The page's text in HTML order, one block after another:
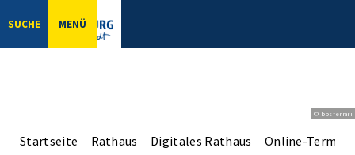
SUCHE MENÜ
© bbsferrari
Startseite Rathaus Digitales Rathaus Online-